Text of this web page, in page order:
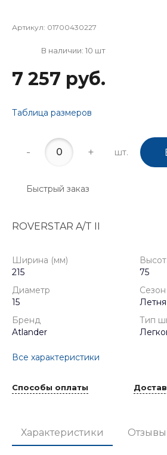
Артикул: 01700430227
В наличии: 10 шт
7 257 руб.
Таблица размеров
- + шт.
Быстрый заказ
ROVERSTAR A/T II
Ширина (мм)
215
75
Диаметр
15
Сезон
Бренд
Atlander
Тип
Все характеристики
Способы оплаты
Характеристики Отзывы